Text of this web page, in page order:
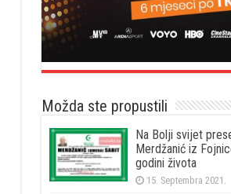
Možda ste propustili
Na Bolji svijet
Merdžanić iz
godini života
15. Septembra 2021.